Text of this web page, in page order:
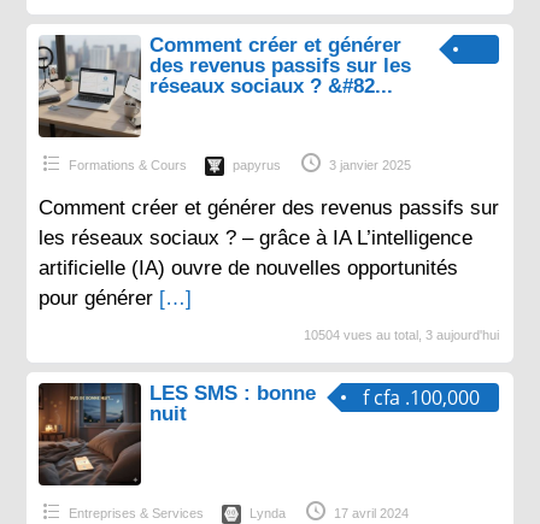
Comment créer et générer
des revenus passifs sur les
réseaux sociaux ? &#82...
Formations & Cours papyrus 3 janvier 2025
Comment créer et générer des revenus passifs sur
les réseaux sociaux ? – grâce à IA L’intelligence
artificielle (IA) ouvre de nouvelles opportunités
pour générer […]
10504 vues au total, 3 aujourd'hui
f cfa .100,000
LES SMS : bonne
nuit
Entreprises & Services Lynda 17 avril 2024